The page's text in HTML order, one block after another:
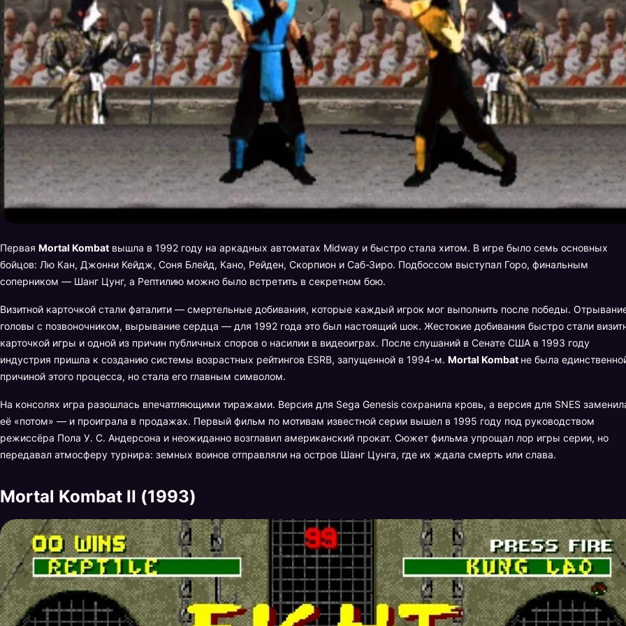
Первая Mortal Kombat вышла в 1992 году на аркадных автоматах Midway и быстро стала хитом. В игре было семь основных
бойцов: Лю Кан, Джонни Кейдж, Соня Блейд, Кано, Рейден, Скорпион и Саб-Зиро. Подбоссом выступал Горо, финальным
соперником — Шанг Цунг, а Рептилию можно было встретить в секретном бою.
Визитной карточкой стали фаталити — смертельные добивания, которые каждый игрок мог выполнить после победы.
головы с позвоночником, вырывание сердца — для 1992 года это был настоящий шок. Жестокие добивания быстро стали
карточкой игры и одной из причин публичных споров о насилии в видеоиграх. После слушаний в Сенате США в 1993 году
индустрия пришла к созданию системы возрастных рейтингов ESRB, запущенной в 1994-м. Mortal Kombat не была
причиной этого процесса, но стала его главным символом.
На консолях игра разошлась впечатляющими тиражами. Версия для Sega Genesis сохранила кровь, а версия для SNES
её «потом» — и проиграла в продажах. Первый фильм по мотивам известной серии вышел в 1995 году под руководством
режиссёра Пола У. С. Андерсона и неожиданно возглавил американский прокат. Сюжет фильма упрощал лор игры серии, но
передавал атмосферу турнира: земных воинов отправляли на остров Шанг Цунга, где их ждала смерть или слава.
Mortal Kombat II (1993)